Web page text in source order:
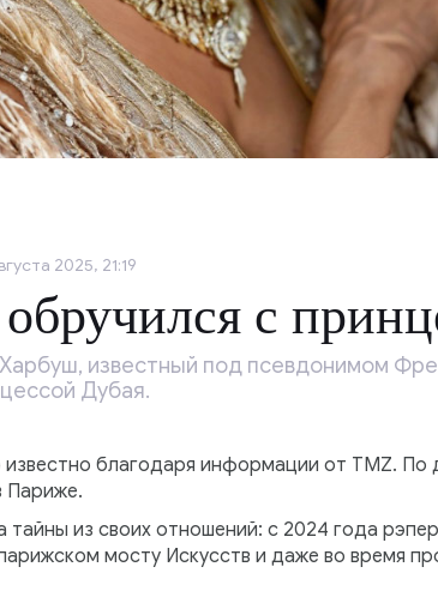
2025, 21:19
с
известный под псевдонимом
Дубая.
благодаря информации от TMZ.
Париже.
тайны из своих отношений: с 2024 года
мосту Искусств и даже во время